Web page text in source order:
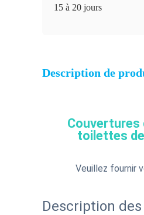
15 à 20 jours
Description de
Couvertures
toilettes
Veuillez fournir
Description